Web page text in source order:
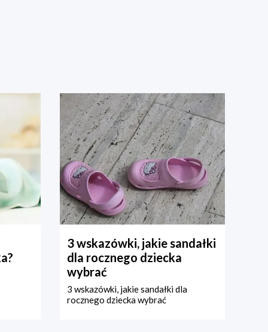
3 wskazówki, jakie sandałki
dla rocznego dziecka
wybrać
3 wskazówki, jakie sandałki dla
rocznego dziecka wybrać